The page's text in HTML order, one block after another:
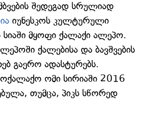
შედეგად სრულიად
იუნესკოს კულტურული
სიაში მყოფი ქალაქი ალეპო.
ქალებისა და ბავშვების
გაერო ადასტურებს.
ომი სირიაში 2016
თუმცა, პიკს სწორედ